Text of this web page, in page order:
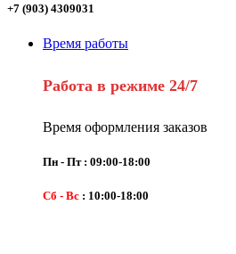
+7 (903) 4309031
Время работы
Работа в режиме 24/7
Время оформления заказов
Пн - Пт : 09:00-18:00
Сб - Вс : 10:00-18:00